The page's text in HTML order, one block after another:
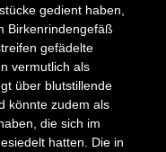
gedient haben,
Birkenrindengefäß
gefädelte
vermutlich als
über blutstillende
könnte zudem als
die sich im
hatten. Die in